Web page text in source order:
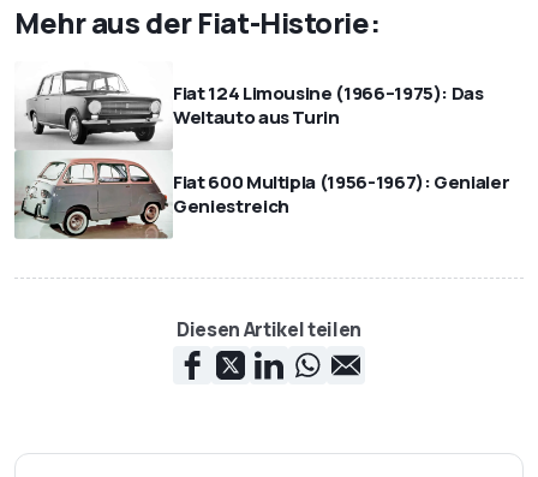
Mehr aus der Fiat-Historie:
Fiat 124 Limousine (1966–1975): Das
Weltauto aus Turin
Fiat 600 Multipla (1956-1967): Genialer
Geniestreich
Diesen Artikel teilen